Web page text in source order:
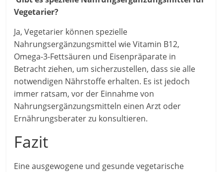
Vegetarier?
Ja, Vegetarier können spezielle
Nahrungsergänzungsmittel wie Vitamin B12,
Omega-3-Fettsäuren und Eisenpräparate in
Betracht ziehen, um sicherzustellen, dass sie alle
notwendigen Nährstoffe erhalten. Es ist jedoch
immer ratsam, vor der Einnahme von
Nahrungsergänzungsmitteln einen Arzt oder
Ernährungsberater zu konsultieren.
Fazit
Eine ausgewogene und gesunde vegetarische